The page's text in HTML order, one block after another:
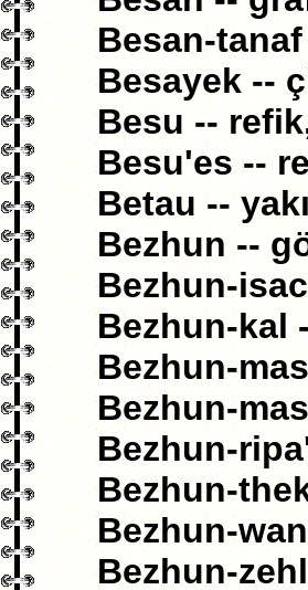
Besan-tanaf
Besayek --
Besu --
Besu'es --
Betau --
Bezhun --
Bezhun-
Bezhun-kal
Bezhun-
Bezhun-
Bezhun-
Bezhun-
Bezhun-
Bezhun-